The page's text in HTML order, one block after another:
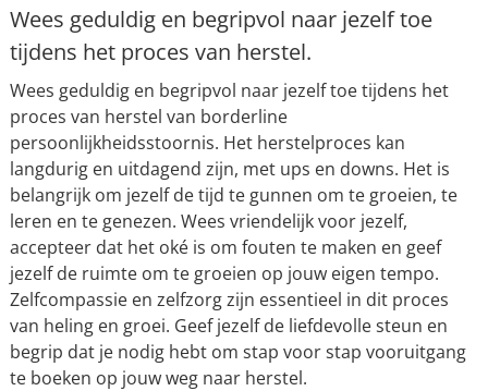
Wees geduldig en begripvol naar jezelf toe
tijdens het proces van herstel.
Wees geduldig en begripvol naar jezelf toe tijdens het
proces van herstel van borderline
persoonlijkheidsstoornis. Het herstelproces kan
langdurig en uitdagend zijn, met ups en downs. Het is
belangrijk om jezelf de tijd te gunnen om te groeien, te
leren en te genezen. Wees vriendelijk voor jezelf,
accepteer dat het oké is om fouten te maken en geef
jezelf de ruimte om te groeien op jouw eigen tempo.
Zelfcompassie en zelfzorg zijn essentieel in dit proces
van heling en groei. Geef jezelf de liefdevolle steun en
begrip dat je nodig hebt om stap voor stap vooruitgang
te boeken op jouw weg naar herstel.